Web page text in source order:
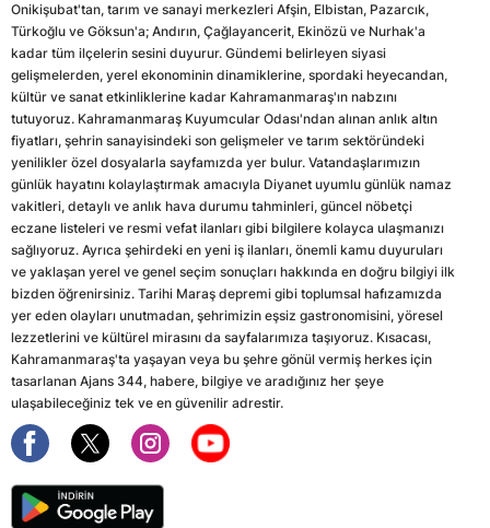
Onikişubat'tan, tarım ve sanayi merkezleri Afşin, Elbistan, Pazarcık,
Türkoğlu ve Göksun'a; Andırın, Çağlayancerit, Ekinözü ve Nurhak'a
kadar tüm ilçelerin sesini duyurur. Gündemi belirleyen siyasi
gelişmelerden, yerel ekonominin dinamiklerine, spordaki heyecandan,
kültür ve sanat etkinliklerine kadar Kahramanmaraş'ın nabzını
tutuyoruz. Kahramanmaraş Kuyumcular Odası'ndan alınan anlık altın
fiyatları, şehrin sanayisindeki son gelişmeler ve tarım sektöründeki
yenilikler özel dosyalarla sayfamızda yer bulur. Vatandaşlarımızın
günlük hayatını kolaylaştırmak amacıyla Diyanet uyumlu günlük namaz
vakitleri, detaylı ve anlık hava durumu tahminleri, güncel nöbetçi
eczane listeleri ve resmi vefat ilanları gibi bilgilere kolayca ulaşmanızı
sağlıyoruz. Ayrıca şehirdeki en yeni iş ilanları, önemli kamu duyuruları
ve yaklaşan yerel ve genel seçim sonuçları hakkında en doğru bilgiyi ilk
bizden öğrenirsiniz. Tarihi Maraş depremi gibi toplumsal hafızamızda
yer eden olayları unutmadan, şehrimizin eşsiz gastronomisini, yöresel
lezzetlerini ve kültürel mirasını da sayfalarımıza taşıyoruz. Kısacası,
Kahramanmaraş'ta yaşayan veya bu şehre gönül vermiş herkes için
tasarlanan Ajans 344, habere, bilgiye ve aradığınız her şeye
ulaşabileceğiniz tek ve en güvenilir adrestir.